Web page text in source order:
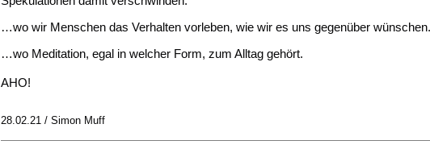
…wo wir Menschen das Verhalten vorleben, wie wir es uns gegenüber wünschen.
…wo Meditation, egal in welcher Form, zum Alltag gehört.
AHO!
28.02.21 / Simon Muff